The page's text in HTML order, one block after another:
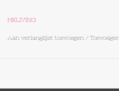
HKLIVING
Aan verlanglijst toevoegen /